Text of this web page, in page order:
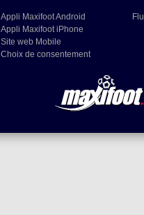
Appli Maxifoot Android
Appli Maxifoot iPhone
Site web Mobile
Choix de consentement